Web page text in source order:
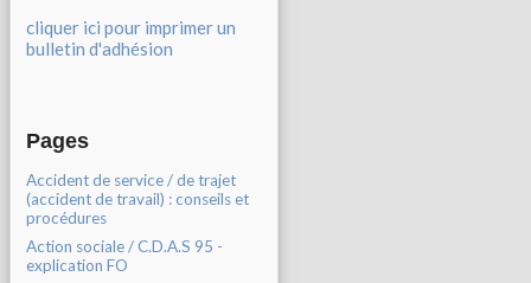
cliquer ici pour imprimer un
bulletin d'adhésion
Pages
Accident de service / de trajet
(accident de travail) : conseils et
procédures
Action sociale / C.D.A.S 95 -
explication FO